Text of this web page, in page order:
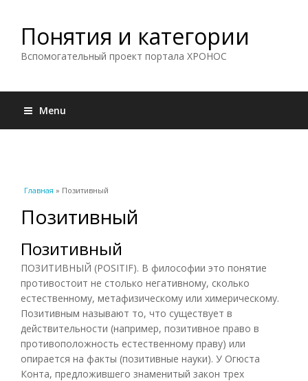
Понятия и категории
Вспомогательный проект портала ХРОНОС
Menu
Вы здесь
Главная » Позитивный
Позитивный
Позитивный
ПОЗИТИВНЫЙ (POSITIF). В философии это понятие
противостоит не столько негативному, сколько
естественному, метафизическому или химерическому.
Позитивным называют то, что существует в
действительности (например, позитивное право в
противоположность естественному праву) или
опирается на факты (позитивные науки). У Огюста
Конта, предложившего знаменитый закон трех